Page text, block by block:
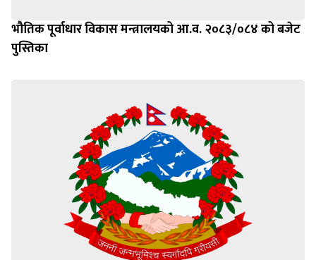
भौतिक पूर्वाधार विकास मन्त्रालयको आ.व. २०८३/०८४ को बजेट
पुस्तिका